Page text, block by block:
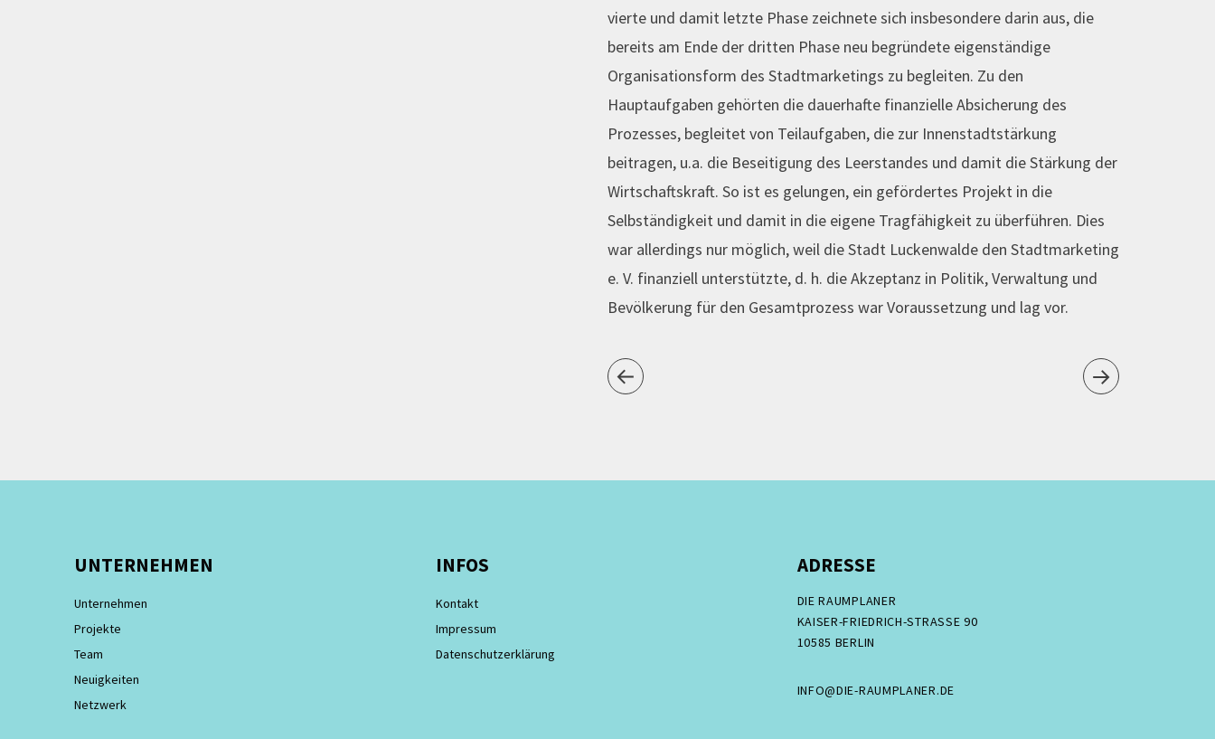
vierte und damit letzte Phase zeichnete sich insbesondere darin aus, die
bereits am Ende der dritten Phase neu begründete eigenständige
Organisationsform des Stadtmarketings zu begleiten. Zu den
Hauptaufgaben gehörten die dauerhafte finanzielle Absicherung des
Prozesses, begleitet von Teilaufgaben, die zur Innenstadtstärkung
beitragen, u.a. die Beseitigung des Leerstandes und damit die Stärkung der
Wirtschaftskraft. So ist es gelungen, ein gefördertes Projekt in die
Selbständigkeit und damit in die eigene Tragfähigkeit zu überführen. Dies
war allerdings nur möglich, weil die Stadt Luckenwalde den Stadtmarketing
e. V. finanziell unterstützte, d. h. die Akzeptanz in Politik, Verwaltung und
Bevölkerung für den Gesamtprozess war Voraussetzung und lag vor.
UNTERNEHMEN
Unternehmen
Projekte
Team
Neuigkeiten
Netzwerk
INFOS
Kontakt
Impressum
Datenschutzerklärung
ADRESSE
DIE RAUMPLANER
KAISER-FRIEDRICH-STRASSE 90
10585 BERLIN
INFO@DIE-RAUMPLANER.DE